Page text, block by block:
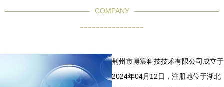
COMPANY
----------------
荆州市博宸科技技术有限公司成立于
2024年04月12日，注册地位于湖北